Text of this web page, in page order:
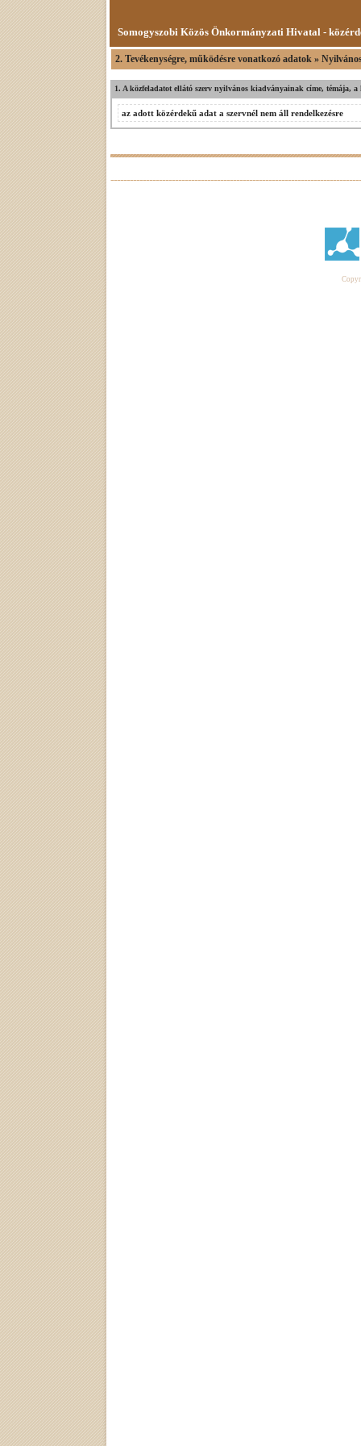
Somogyszobi Közös Önkormányzati Hivatal -
2. Tevékenységre, működésre vonatkozó adatok »
1. A közfeladatot ellátó szerv nyilvános kiadványainak címe, témája, a
az adott közérdekű adat a szervnél nem áll rendelkezésre